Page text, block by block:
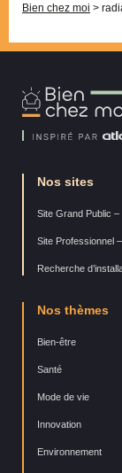
Bien chez moi >
Nos sites
Site Grand Public –
Site Professionnel
Recherche
Nos thèmes
Bien-être
Santé
Mode de vie
Innovation
Environnement